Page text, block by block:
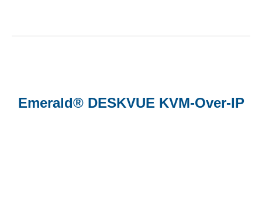
Emerald® DESKVUE KVM-Over-IP